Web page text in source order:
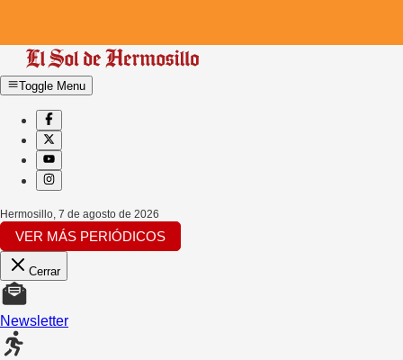
Toggle Menu
Hermosillo 7 de agosto de 2026
VER MÁS PERIÓDICOS
Cerrar
Newsletter